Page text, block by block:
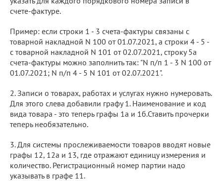
счете-фактуре.
Пример: если строки 1 - 3 счета-фактуры связаны с
товарной накладной N 100 от 01.07.2021, а строки 4 - 5 -
с товарной накладной N 101 от 02.07.2021, строку 5а
счета-фактуры можно заполнить так: "N п/п 1 - 3 N 100 от
01.07.2021; N п/п 4 - 5 N 101 от 02.07.2021".
2. Записи о товарах, работах и услугах нужно нумеровать.
Для этого слева добавили графу 1. Наименование и код
вида товара - это теперь графы 1а и 1б.Ставить прочерки
теперь необязательно.
3. Для системы прослеживаемости товаров вводят новые
графы 12, 12а и 13, где отражают единицу измерения и
количество. Регистрационный номер партии надо
указывать в графе 11.